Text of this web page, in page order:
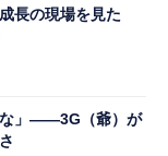
長の現場を見た
な」――3G（爺）が